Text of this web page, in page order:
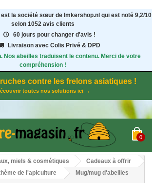
la société sœur de Imkershop.nl qui est noté 9,2/10
selon 1052 avis clients
60 jours pour changer d'avis !
Livraison avec Colis Privé & DPD
Nos abeilles traduisent le contenu. Merci de votre
compréhension !
contre les frelons asiatiques !
toutes nos solutions ici →
0
miels & cosmétiques
Cadeaux à offrir
de l'apiculture
Mug/mug d'abeilles